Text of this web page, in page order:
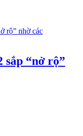
sắp “nở rộ”